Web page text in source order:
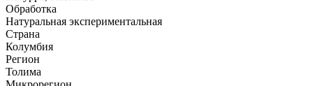
Обработка
Натуральная экспериментальная
Страна
Колумбия
Регион
Толима